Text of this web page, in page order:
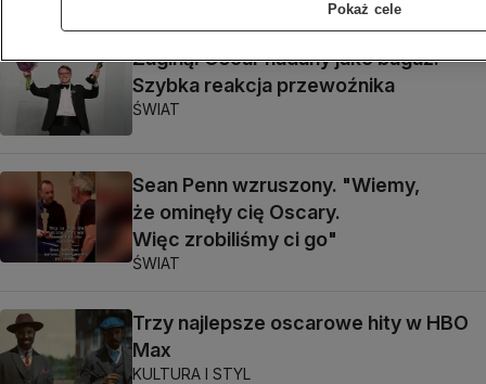
Zaginął Oscar nadany jako bagaż.
Szybka reakcja przewoźnika
ŚWIAT
Sean Penn wzruszony. "Wiemy,
że ominęły cię Oscary.
Więc zrobiliśmy ci go"
ŚWIAT
Trzy najlepsze oscarowe hity w HBO
Max
KULTURA I STYL
Pokaż cele